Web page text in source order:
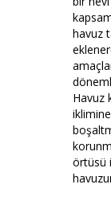
havuz
Havuz
örtüsü